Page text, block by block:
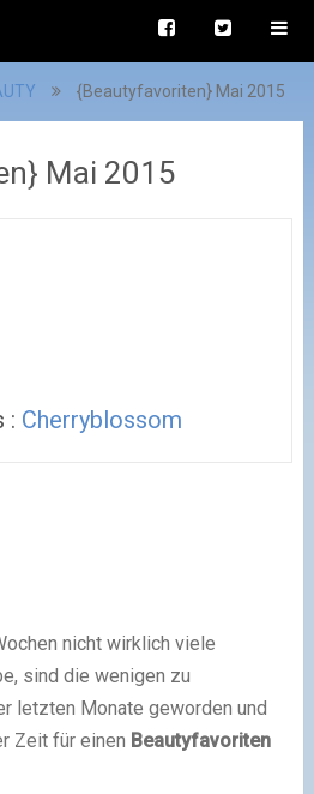
{Beautyfavoriten} Mai 2015
Mai 2015
: Cherryblossom
nicht wirklich viele
sind die wenigen zu
letzten Monate geworden und
Zeit für einen Beautyfavoriten